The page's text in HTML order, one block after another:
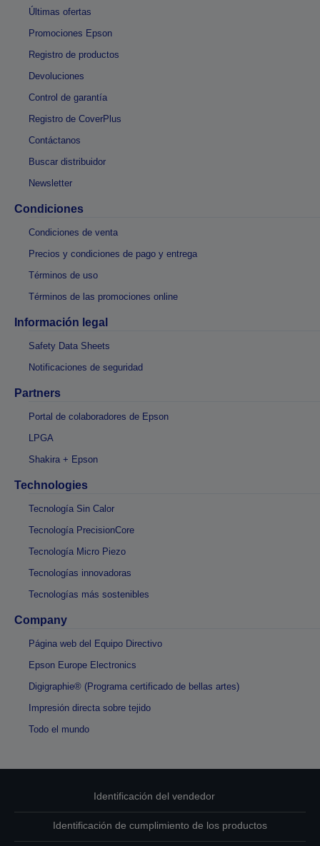
Últimas ofertas
Promociones Epson
Registro de productos
Devoluciones
Control de garantía
Registro de CoverPlus
Contáctanos
Buscar distribuidor
Newsletter
Condiciones
Condiciones de venta
Precios y condiciones de pago y entrega
Términos de uso
Términos de las promociones online
Información legal
Safety Data Sheets
Notificaciones de seguridad
Partners
Portal de colaboradores de Epson
LPGA
Shakira + Epson
Technologies
Tecnología Sin Calor
Tecnología PrecisionCore
Tecnología Micro Piezo
Tecnologías innovadoras
Tecnologías más sostenibles
Company
Página web del Equipo Directivo
Epson Europe Electronics
Digigraphie® (Programa certificado de bellas artes)
Impresión directa sobre tejido
Todo el mundo
Identificación del vendedor
Identificación de cumplimiento de los productos